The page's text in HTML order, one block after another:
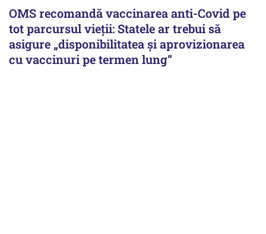
OMS recomandă vaccinarea anti-Covid pe
tot parcursul vieții: Statele ar trebui să
asigure „disponibilitatea și aprovizionarea
cu vaccinuri pe termen lung”